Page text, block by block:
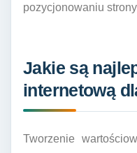
pozycjonowaniu
Jakie są
internetową
Tworzenie